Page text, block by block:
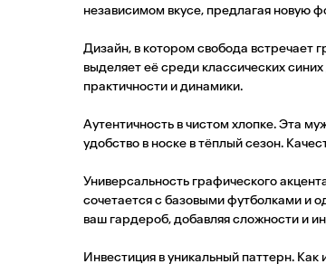
независимом вкусе, предлагая новую
Дизайн, в котором свобода
выделяет её среди классических
практичности и динамики.
Аутентичность в чистом хлопке. Эта
удобство в носке в тёплый сезон.
Универсальность графического
сочетается с базовыми футболками и
ваш гардероб, добавляя сложности и
Инвестиция в уникальный паттерн.